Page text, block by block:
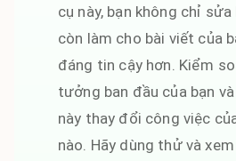
cụ này, bạn không chỉ
còn làm cho bài viết của
đáng tin cậy hơn. Kiểm
tưởng ban đầu của bạn
này thay đổi công việc
nào. Hãy dùng thử và